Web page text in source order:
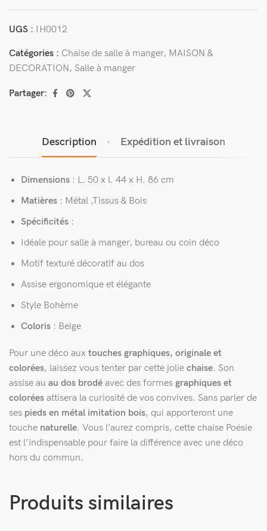
UGS : IH0012
Catégories : Chaise de salle à manger, MAISON &
DECORATION, Salle à manger
Partager:
Description Expédition et livraison
Dimensions : L. 50 x l. 44 x H. 86 cm
Matières : Métal ,Tissus & Bois
Spécificités :
Idéale pour salle à manger, bureau ou coin déco
Motif texturé décoratif au dos
Assise ergonomique et élégante
Style Bohème
Coloris : Beige
Pour une déco aux touches graphiques, originale et
colorées, laissez vous tenter par cette jolie chaise. Son
assise au au dos brodé avec des formes graphiques et
colorées attisera la curiosité de vos convives. Sans parler de
ses pieds en métal imitation bois, qui apporteront une
touche naturelle. Vous l’aurez compris, cette chaise Poésie
est l’indispensable pour faire la différence avec une déco
hors du commun.
Produits similaires